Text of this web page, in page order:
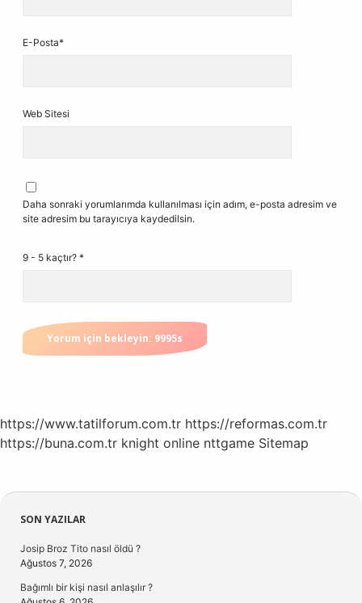
E-Posta*
Web Sitesi
Daha sonraki yorumlarımda kullanılması için adım, e-posta adresim ve
site adresim bu tarayıcıya kaydedilsin.
9 - 5 kaçtır? *
https://www.tatilforum.com.tr https://reformas.com.tr
https://buna.com.tr knight online nttgame Sitemap
Sidebar
SON YAZILAR
Josip Broz Tito nasıl öldü ?
Ağustos 7, 2026
Bağımlı bir kişi nasıl anlaşılır ?